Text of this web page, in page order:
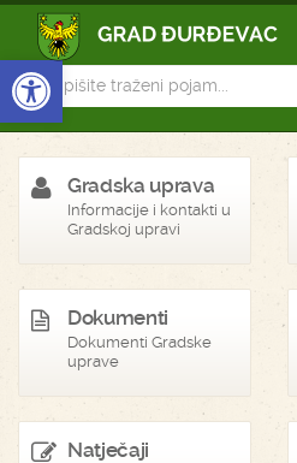
Open toolbar
Gradska uprava
Informacije i kontakti u
Gradskoj upravi
Dokumenti
Dokumenti Gradske
uprave
Natječaji